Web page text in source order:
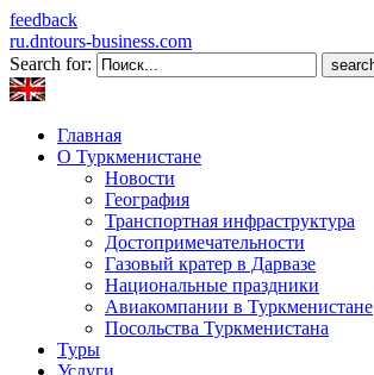
feedback
ru.dntours-business.com
Search for:
Главная
О Туркменистане
Новости
География
Транспортная инфраструктура
Достопримечательности
Газовый кратер в Дарвазе
Национальные праздники
Авиакомпании в Туркменистане
Посольства Туркменистана
Туры
Услуги